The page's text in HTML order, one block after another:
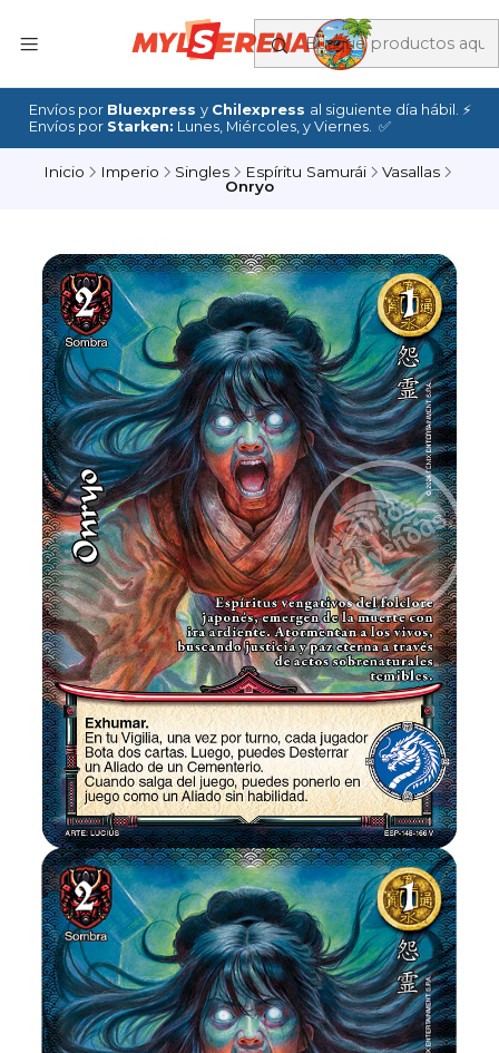
Envíos por Bluexpress y Chilexpress al siguiente día hábil. ⚡
Envíos por Starken: Lunes, Miércoles, y Viernes. ✅
Inicio Imperio Singles Espíritu Samurái
Vasallas
Onryo